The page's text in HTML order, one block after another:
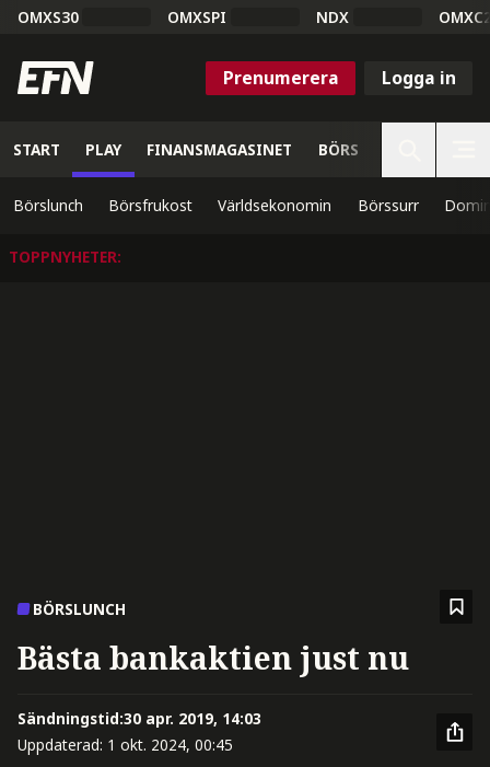
OMXS30 OMXSPI NDX
Prenumerera Logga in
START PLAY FINANSMAGASINET BÖRS
Börslunch Börsfrukost Världsekonomin Börssurr
TOPPNYHETER:
BÖRSLUNCH
Bästa bankaktien just nu
Sändningstid:30 apr. 2019, 14:03
Uppdaterad: 1 okt. 2024, 00:45